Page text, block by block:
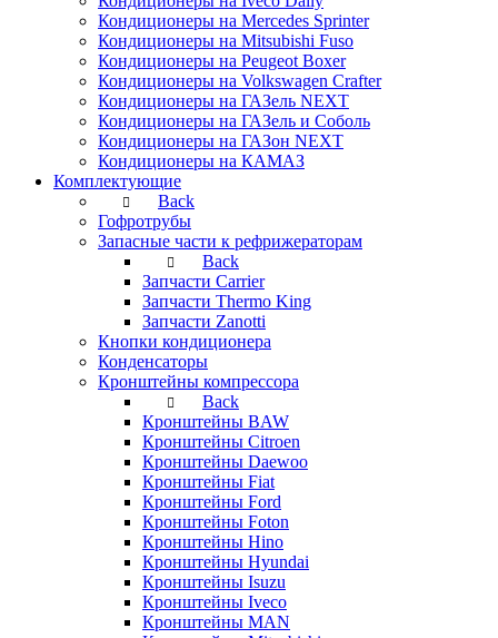
Кондиционеры на Mercedes Sprinter
Кондиционеры на Mitsubishi Fuso
Кондиционеры на Peugeot Boxer
Кондиционеры на Volkswagen Crafter
Кондиционеры на ГАЗель NEXT
Кондиционеры на ГАЗель и Соболь
Кондиционеры на ГАЗон NEXT
Кондиционеры на КАМАЗ
Комплектующие
Back
Гофротрубы
Запасные части к рефрижераторам
Back
Запчасти Carrier
Запчасти Thermo King
Запчасти Zanotti
Кнопки кондиционера
Конденсаторы
Кронштейны компрессора
Back
Кронштейны BAW
Кронштейны Citroen
Кронштейны Daewoo
Кронштейны Fiat
Кронштейны Ford
Кронштейны Foton
Кронштейны Hino
Кронштейны Hyundai
Кронштейны Isuzu
Кронштейны Iveco
Кронштейны MAN